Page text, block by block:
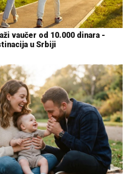
vaučer od 10.000 dinara -
u Srbiji